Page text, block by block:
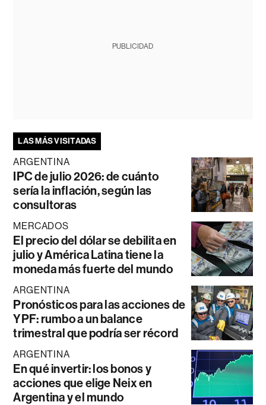
PUBLICIDAD
LAS MÁS VISITADAS
ARGENTINA
IPC de julio 2026: de cuánto
sería la inflación, según las
consultoras
MERCADOS
El precio del dólar se debilita en
julio y América Latina tiene la
moneda más fuerte del mundo
ARGENTINA
Pronósticos para las acciones de
YPF: rumbo a un balance
trimestral que podría ser récord
ARGENTINA
En qué invertir: los bonos y
acciones que elige Neix en
Argentina y el mundo